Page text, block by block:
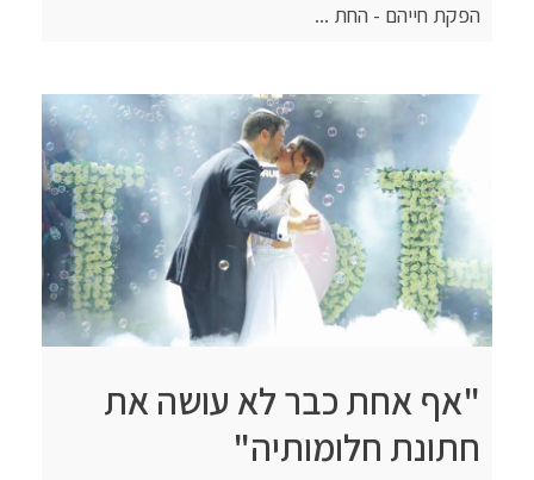
הפקת חייהם - החת ...
"אף אחת כבר לא עושה את
חתונת חלומותיה"